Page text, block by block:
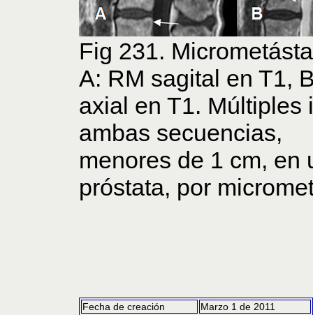
Fig 231.
A: RM sagital en T1,
axial en T1. Múltiples
ambas secuencias,
menores de 1 cm, en
próstata, por
Fecha de creación
Marzo 1 de 2011